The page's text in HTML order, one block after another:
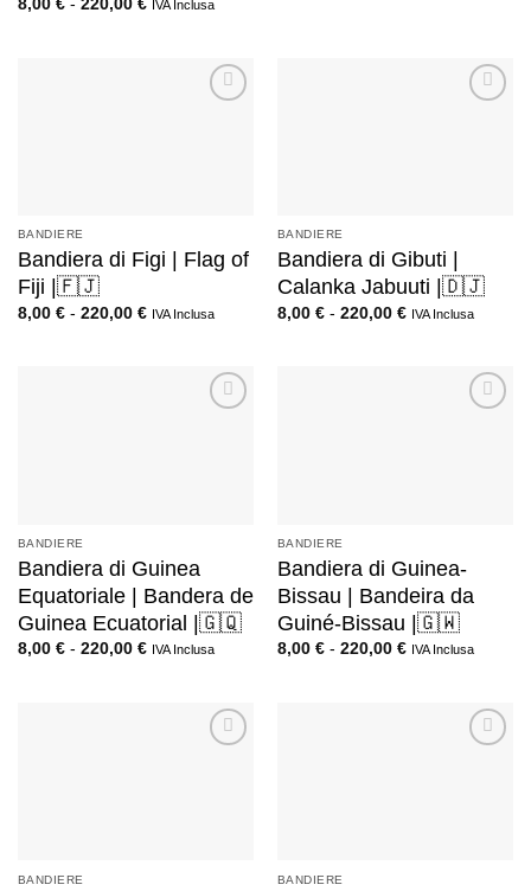
8,00 € - 220,00 € IVA Inclusa
BANDIERE
Bandiera di Figi | Flag of
Fiji |🇫🇯
8,00 € - 220,00 € IVA Inclusa
BANDIERE
Bandiera di Gibuti |
Calanka Jabuuti |🇩🇯
8,00 € - 220,00 € IVA Inclusa
BANDIERE
Bandiera di Guinea
Equatoriale | Bandera de
Guinea Ecuatorial |🇬🇶
8,00 € - 220,00 € IVA Inclusa
BANDIERE
Bandiera di Guinea-
Bissau | Bandeira da
Guiné-Bissau |🇬🇼
8,00 € - 220,00 € IVA Inclusa
BANDIERE BANDIERE